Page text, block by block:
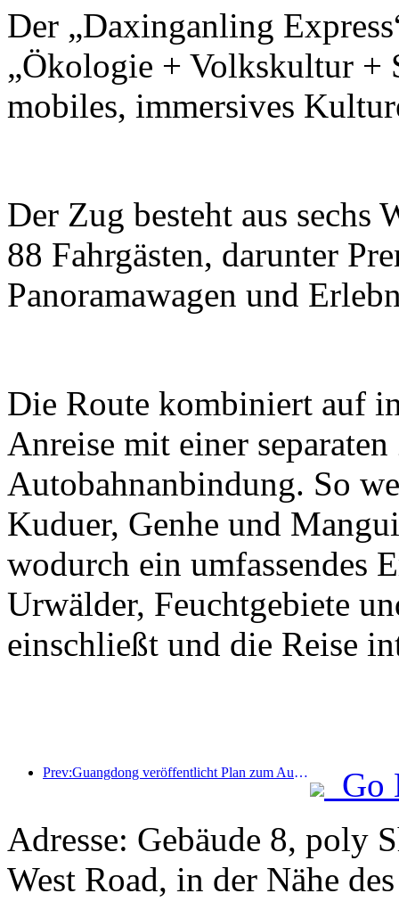
Der „Daxinganling
„Ökologie + Volkskultur +
mobiles, immersives
Der Zug besteht aus sechs
88 Fahrgästen, darunter
Panoramawagen und
Die Route kombiniert auf
Anreise mit einer
Autobahnanbindung. So
Kuduer, Genhe und
wodurch ein umfassendes
Urwälder, Feuchtgebiete
einschließt und die Reise
Prev:Guangdong veröffentlicht Plan zum Ausbau der Kapazitäten im Dienstleistungssektor, um die Greater Bay Area zu einem erstklassigen Touristenziel zu entwickeln
Go
Adresse: Gebäude 8, poly
West Road, in der Nähe